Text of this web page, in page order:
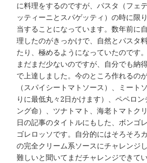
に料理をするのですが、パスタ（フェ
ッティーニとスパゲッティ）の時に限
当することになっています。数年前に
理したのがきっかけで、自然とパスタ
たり、極めるようになっていたのです
まだまだ少ないのですが、自分でも納
で上達しました。今のところ作れるの
（スパイシートマトソース）、ミート
りに最低丸々2日かけます）、ペペロン
ング命）、ツナトマト、海老トマトク
日の記事のタイトルにもした、ボンゴ
ゴレロッソです。自分的にはそろそろ
の完全クリーム系ソースにチャレンジ
難しいと聞いてまだチャレンジできてい